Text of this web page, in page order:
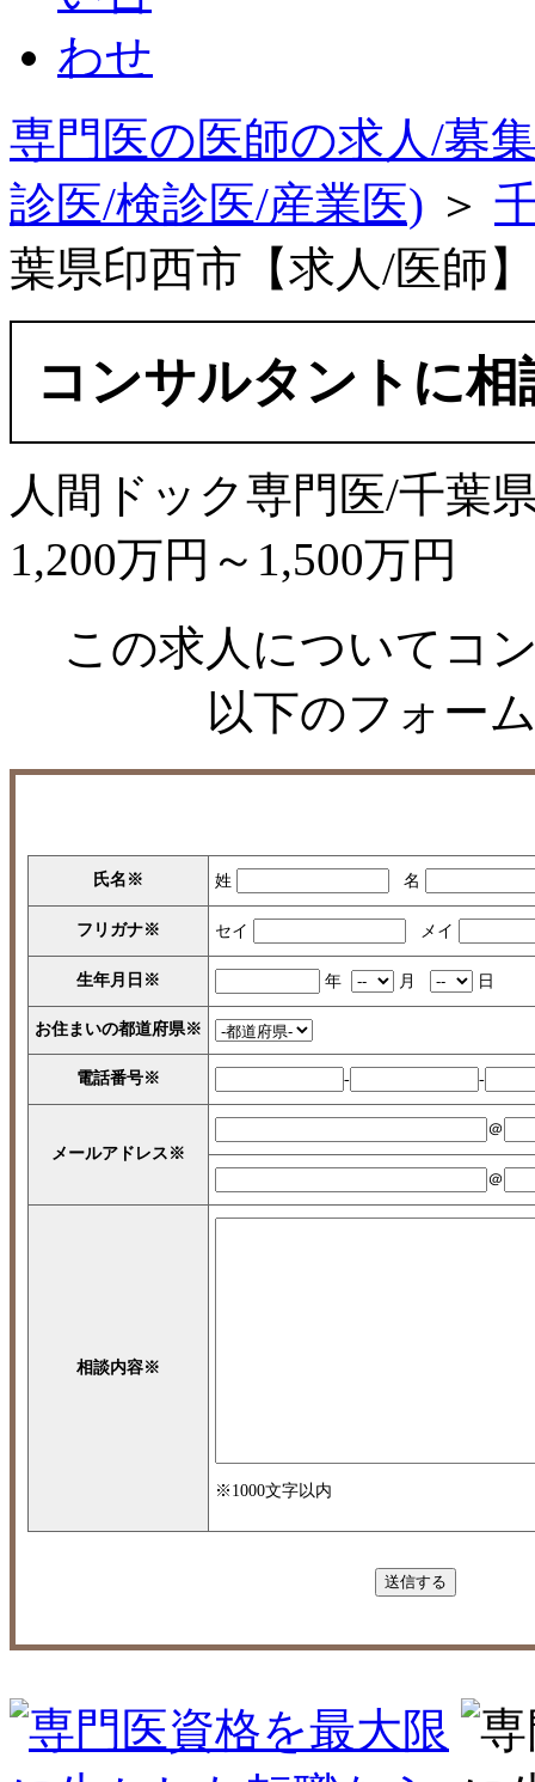
専門医の医師の求人/募
診医/検診医/産業医) ＞
葉県印西市【求人/医師
コンサルタントに相
人間ドック専門医/千葉
1,200万円～1,500万円
この求人についてコ
以下のフォー
氏名 ※ 姓 名
フリガナ※ セイ メイ
生年月日 ※ 年 月 日
お住まいの都道府県※
電話番号※ - -
メールアドレス ※
＠
＠
相談内容※
※1000文字以内